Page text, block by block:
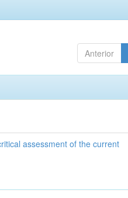
Anterior
assessment of the current